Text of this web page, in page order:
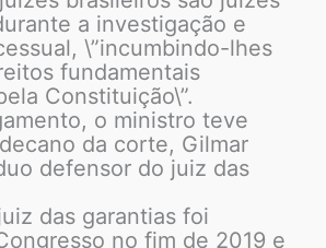
a investigação e
\”incumbindo-lhes
fundamentais
Constituição\”.
o ministro teve
da corte, Gilmar
defensor do juiz das
das garantias foi
no fim de 2019 e